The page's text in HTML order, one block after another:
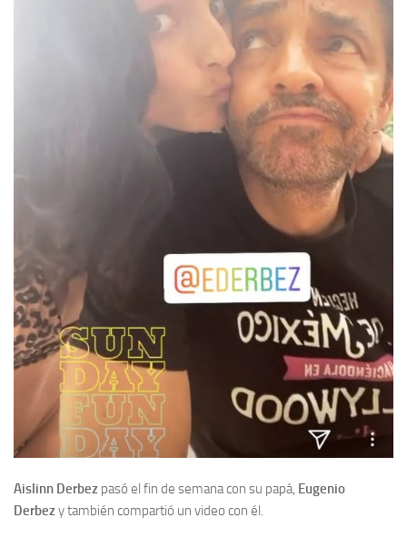
Aislinn Derbez pasó el fin de semana con su papá, Eugenio
Derbezy también compartió un video con él.